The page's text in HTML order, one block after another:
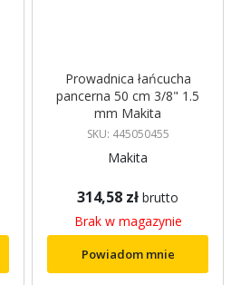
Prowadnica łańcucha
pancerna 50 cm 3/8" 1.5
mm Makita
SKU: 445050455
Makita
314,58 zł brutto
Brak w magazynie
Powiadom mnie